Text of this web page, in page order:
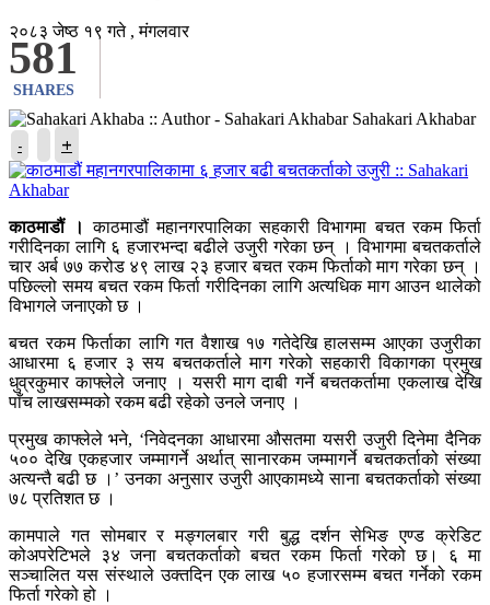
581
SHARES
२०८३ जेष्ठ १९ गते , मंगलवार
Sahakari Akhabar
- +
काठमाडौं । काठमाडौं महानगरपालिका सहकारी विभागमा बचत रकम फिर्ता
गरीदिनका लागि ६ हजारभन्दा बढीले उजुरी गरेका छन् । विभागमा बचतकर्ताले
चार अर्ब ७७ करोड ४९ लाख २३ हजार बचत रकम फिर्ताको माग गरेका छन् ।
पछिल्लो समय बचत रकम फिर्ता गरीदिनका लागि अत्यधिक माग आउन थालेको
विभागले जनाएको छ ।
बचत रकम फिर्ताका लागि गत वैशाख १७ गतेदेखि हालसम्म आएका उजुरीका
आधारमा ६ हजार ३ सय बचतकर्ताले माग गरेको सहकारी विकागका प्रमुख
धुव्रकुमार काफ्लेले जनाए । यसरी माग दाबी गर्ने बचतकर्तामा एकलाख देखि
पाँच लाखसम्मको रकम बढी रहेको उनले जनाए ।
प्रमुख काफ्लेले भने, ‘निवेदनका आधारमा औसतमा यसरी उजुरी दिनेमा दैनिक
५०० देखि एकहजार जम्मागर्ने अर्थात् सानारकम जम्मागर्ने बचतकर्ताको संख्या
अत्यन्तै बढी छ ।’ उनका अनुसार उजुरी आएकामध्ये साना बचतकर्ताको संख्या
७८ प्रतिशत छ ।
कामपाले गत सोमबार र मङ्गलबार गरी बुद्ध दर्शन सेभिङ एण्ड क्रेडिट
कोअपरेटिभले ३४ जना बचतकर्ताको बचत रकम फिर्ता गरेको छ। ६ मा
सञ्चालित यस संस्थाले उक्तदिन एक लाख ५० हजारसम्म बचत गर्नेको रकम
फिर्ता गरेको हो ।